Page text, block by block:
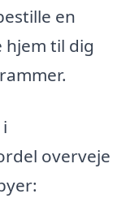
en
hjem til dig
overveje